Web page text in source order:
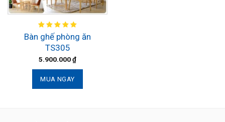
Bàn ghế phòng ăn
TS305
5.900.000₫
MUA NGAY